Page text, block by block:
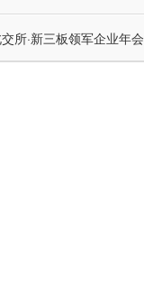
所·新三板领军企业年会